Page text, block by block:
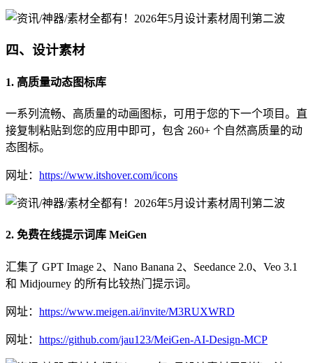
四、设计素材
1. 高质量动态图标库
一系列流畅、高质量的动画图标，可用于您的下一个项目。直
接复制粘贴到您的应用中即可，包含 260+ 个自然高质量的动
态图标。
网址： https://www.itshover.com/icons
2. 免费在线提示词库 MeiGen
汇集了 GPT Image 2、Nano Banana 2、Seedance 2.0、Veo 3.1
和 Midjourney 的所有比较热门提示词。
网址： https://www.meigen.ai/invite/M3RUXWRD
网址： https://github.com/jau123/MeiGen-AI-Design-MCP